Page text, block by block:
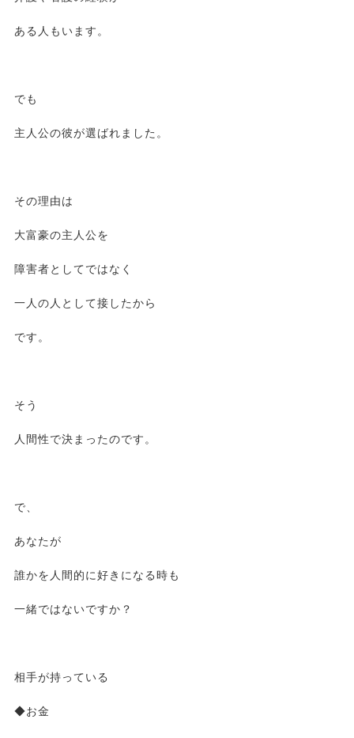
ある人もいます。
でも
主人公の彼が選ばれました。
その理由は
大富豪の主人公を
障害者としてではなく
一人の人として接したから
です。
そう
人間性で決まったのです。
で、
あなたが
誰かを人間的に好きになる時も
一緒ではないですか？
相手が持っている
◆お金